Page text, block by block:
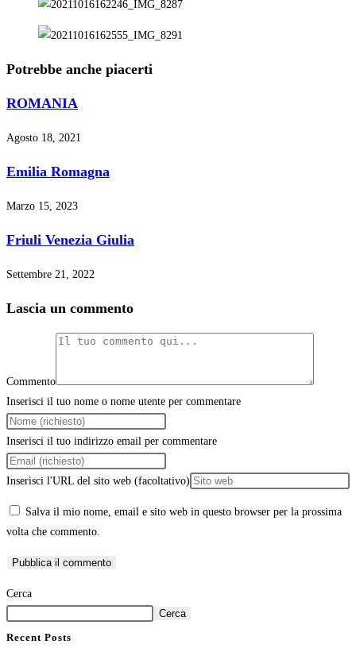
Potrebbe anche piacerti
ROMANIA
Agosto 18, 2021
Emilia Romagna
Marzo 15, 2023
Friuli Venezia Giulia
Settembre 21, 2022
Lascia un commento
Commento
Inserisci il tuo nome o nome utente per commentare
Inserisci il tuo indirizzo email per commentare
Inserisci l'URL del sito web (facoltativo)
Salva il mio nome, email e sito web in questo browser per la prossima
volta che commento.
Cerca
Cerca
Recent Posts